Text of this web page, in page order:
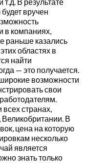
вручен
в компаниях,
раньше казались
областях в
найти
— это получается.
возможности
свои
странах,
В
цена на которую
несколько
является
знать только